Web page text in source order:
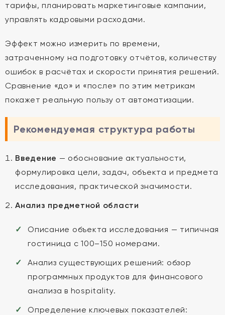
тарифы, планировать маркетинговые кампании,
управлять кадровыми расходами.
Эффект можно измерить по времени,
затраченному на подготовку отчётов, количеству
ошибок в расчётах и скорости принятия решений.
Сравнение «до» и «после» по этим метрикам
покажет реальную пользу от автоматизации.
Рекомендуемая структура работы
Введение — обоснование актуальности,
формулировка цели, задач, объекта и предмета
исследования, практической значимости.
Анализ предметной области
Описание объекта исследования — типичная
гостиница с 100–150 номерами.
Анализ существующих решений: обзор
программных продуктов для финансового
анализа в hospitality.
Определение ключевых показателей: